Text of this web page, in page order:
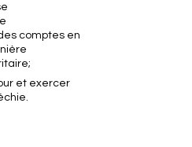
comptes en
et exercer